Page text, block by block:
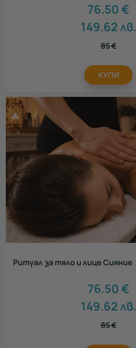
76.50 €
149.62лв.
85€
КУПИ
Ритуал за тяло и лице Сияние
76.50 €
149.62лв.
85€